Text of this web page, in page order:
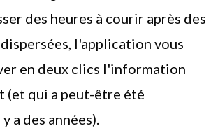
des heures à courir après des
l'application vous
en deux clics l'information
(et qui a peut-être été
a des années).